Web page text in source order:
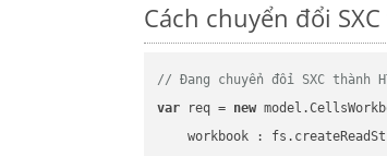
Cách chuyển đổi
// Đang chuyển đổi SXC thành
var req = new
workbook :